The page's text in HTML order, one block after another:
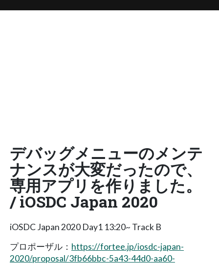
デバッグメニューのメンテ
ナンスが大変だったので、
専用アプリを作りました。
/ iOSDC Japan 2020
iOSDC Japan 2020 Day1 13:20~ Track B
プロポーザル： https://fortee.jp/iosdc-japan-
2020/proposal/3fb66bbc-5a43-44d0-aa60-